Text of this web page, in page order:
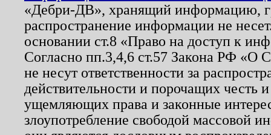
«Дебри-ДВ», хранящий информацию,
распространение информации не
основании ст.8 «Право на доступ к
Согласно пп.3,4,6 ст.57 Закона РФ «О
не несут ответственности за
действительности и порочащих честь
ущемляющих права и законные
злоупотребление свободой массовой